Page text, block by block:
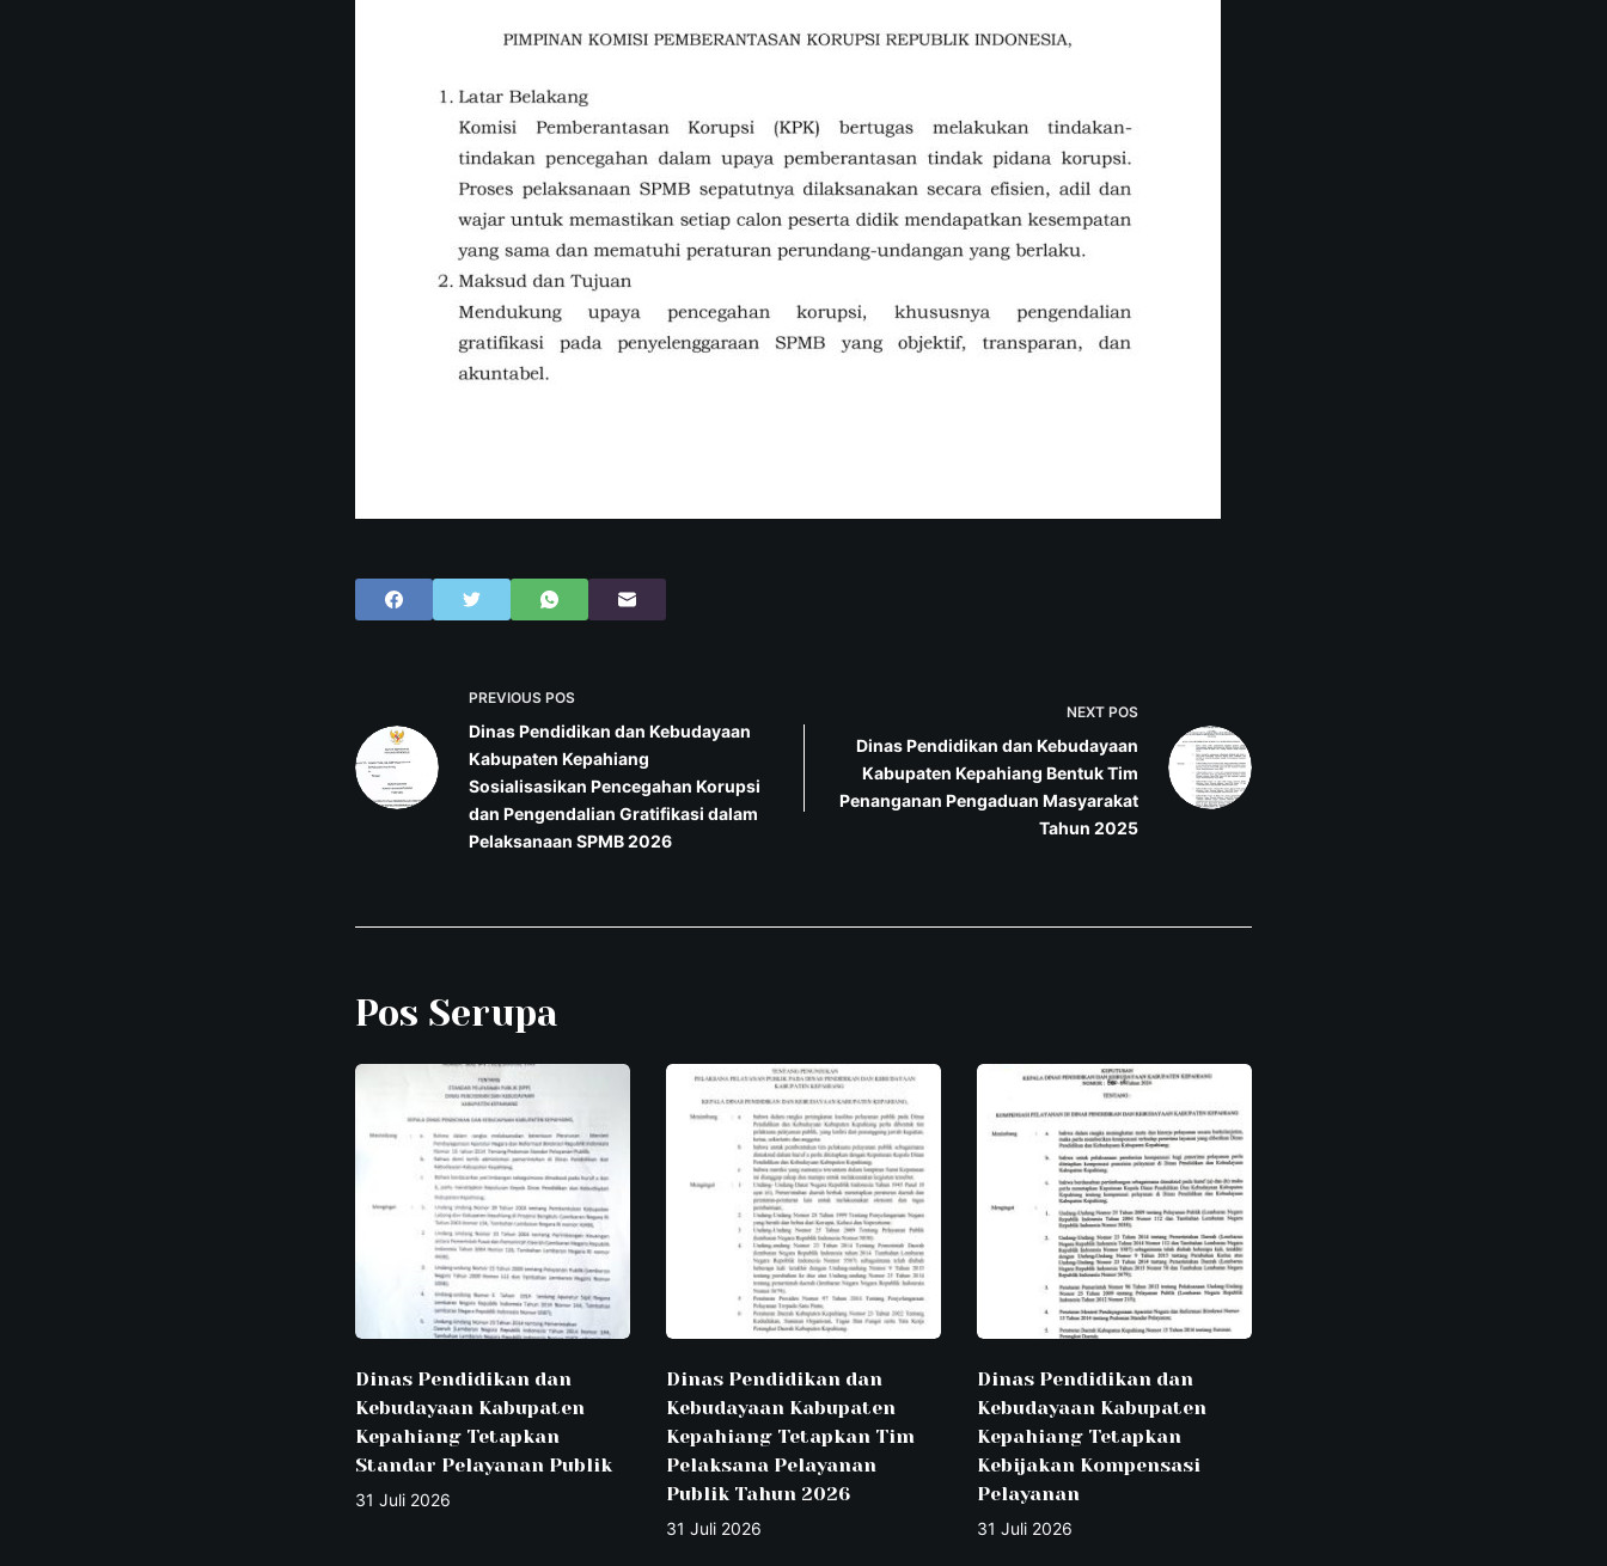
PREVIOUS POS
Dinas Pendidikan dan Kebudayaan
Kabupaten Kepahiang
Sosialisasikan Pencegahan Korupsi
dan Pengendalian Gratifikasi dalam
Pelaksanaan SPMB 2026
NEXT POS
Dinas Pendidikan dan Kebudayaan
Kabupaten Kepahiang Bentuk Tim
Penanganan Pengaduan Masyarakat
Tahun 2025
Pos Serupa
Dinas Pendidikan dan
Kebudayaan Kabupaten
Kepahiang Tetapkan
Standar Pelayanan Publik
31 Juli 2026
Dinas Pendidikan dan
Kebudayaan Kabupaten
Kepahiang Tetapkan Tim
Pelaksana Pelayanan
Publik Tahun 2026
31 Juli 2026
Dinas Pendidikan dan
Kebudayaan Kabupaten
Kepahiang Tetapkan
Kebijakan Kompensasi
Pelayanan
31 Juli 2026